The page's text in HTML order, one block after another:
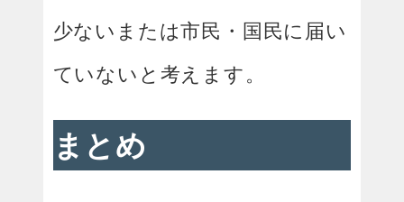
少ないまたは市民・国民に届い
ていないと考えます。
まとめ